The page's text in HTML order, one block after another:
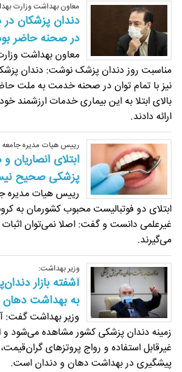
معاون بهداشت وزارت
دندان پزشکان در
در صحنه حاضر
معاون بهداشت
مناسبت روز دندان پزشک نوشت: دندان
نیز با تمام توان در صحنه خدمت به ملت
بالای ابتلا به این بیماری خدمات ارزشمند
ارائه دادند.
رییس هیات مدیره جامعه
ابتلای انصاریان
پزشکی صحیح
رییس هیات مدیره
ابتلای دو فوتبالیست محبوب کشورمان به
غیرعلمی دانست و گفت: اصلا نمی‌توان اثبات
می‌گیرند.
وزیر بهداشت:
آشفته بازار
به بهداشت
وزیر بهداشت گفت:
زمینه دندان پزشکی کشور مشاهده می‌شود و
غیرقابل استفاده و رواج پروتزهای
پیشگیری در بهداشت دهان و دندان است.